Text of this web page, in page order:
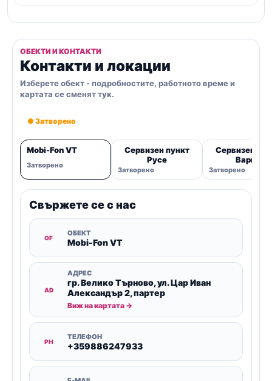
ОБЕКТИ И КОНТАКТИ
Контакти и локации
Изберете обект - подробностите, работното време и
картата се сменят тук.
● Затворено
Mobi-Fon VT
Затворено
Сервизен пункт
Русе
Затворено
Сервизен
Варна
Затворено
Свържете се с нас
OF
ОБЕКТ
Mobi-Fon VT
AD
АДРЕС
гр. Велико Търново, ул. Цар Иван
Александър 2, партер
Виж на картата →
PH
ТЕЛЕФОН
+359886247933